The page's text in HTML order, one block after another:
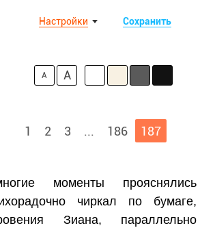
Сохранить
Настройки
A A
1 2 3 ... 186 187
моменты прояснялись
чиркал по бумаге,
Зиана, параллельно